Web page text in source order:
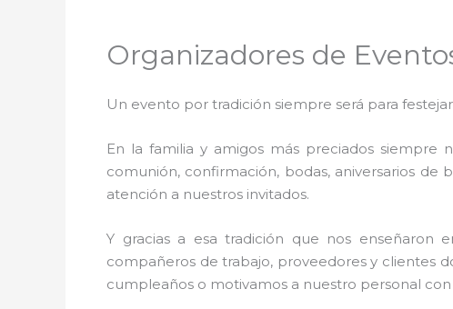
Organizadores de
Un evento por tradición siempre será para
En la familia y amigos más preciados siempre
comunión, confirmación, bodas, aniversarios de
atención a nuestros invitados.
Y gracias a esa tradición que nos enseñaron
compañeros de trabajo, proveedores y clientes
cumpleaños o motivamos a nuestro personal